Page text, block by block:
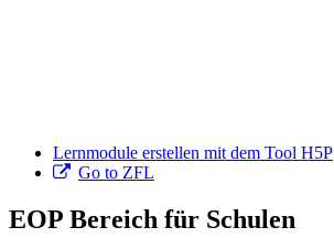
Lernmodule erstellen mit dem Tool H5P
Go to ZFL
EOP Bereich für Schulen